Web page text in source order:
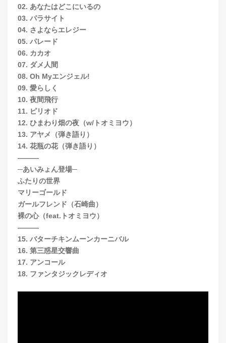
02. あなたはどこにいるの
03. パラサイト
04. さよならエレジー
05. パレード
06. カカオ
07. ダメ人間
08. Oh Myエンジェル!
09. 愛らしく
10. 夜間飛行
11. ピリオド
12. ひまわり畑の夜（w/トオミヨウ）
13. アヤメ（弾き語り）
14. 花瓶の花（弾き語り）
―――
─あいみょん登場─
ふたりの世界
マリーゴールド
ガールフレンド（石崎曲）
裸の心（feat.トオミヨウ）
―――
15. バターチキンムーンカーニバル
16. 第三惑星交響曲
17. アンコール
18. ファンタジックレディオ